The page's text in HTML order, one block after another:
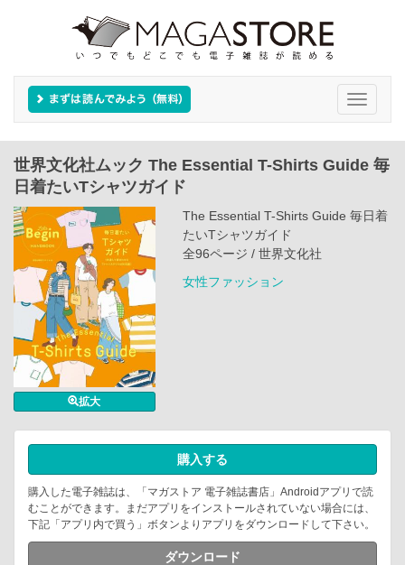
Toggle
世界文化社ムック The Essential T-Shirts Guide 毎
日着たいTシャツガイド
拡大
The Essential T-Shirts Guide 毎日着
たいTシャツガイド
全96ページ / 世界文化社
女性ファッション
購入する
購入した電子雑誌は、「マガストア 電子雑誌書店」Androidアプリで読
むことができます。まだアプリをインストールされていない場合には、
下記「アプリ内で買う」ボタンよりアプリをダウンロードして下さい。
ダウンロード